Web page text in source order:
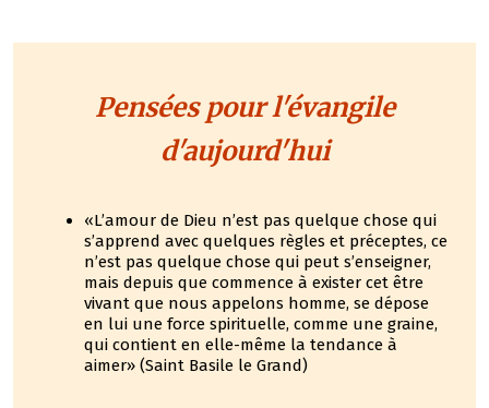
Pensées pour l'évangile
d'aujourd'hui
«L’amour de Dieu n’est pas quelque chose qui
s’apprend avec quelques règles et préceptes, ce
n’est pas quelque chose qui peut s’enseigner,
mais depuis que commence à exister cet être
vivant que nous appelons homme, se dépose
en lui une force spirituelle, comme une graine,
qui contient en elle-même la tendance à
aimer» (Saint Basile le Grand)